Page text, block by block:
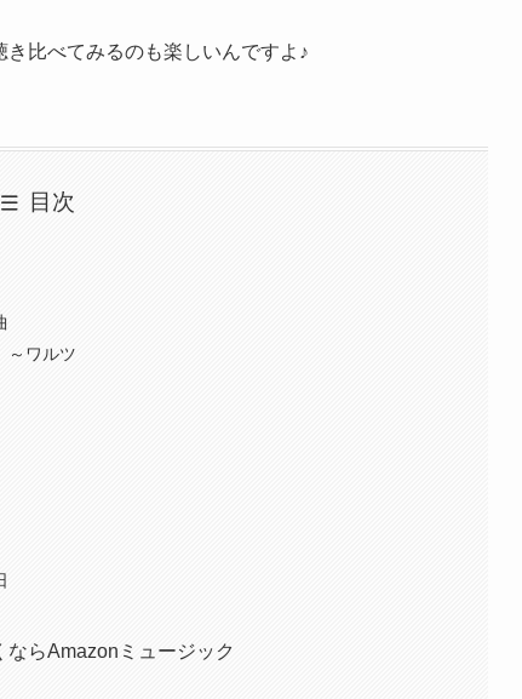
比べてみるのも楽しいんですよ♪
目次
～ワルツ
らAmazonミュージック